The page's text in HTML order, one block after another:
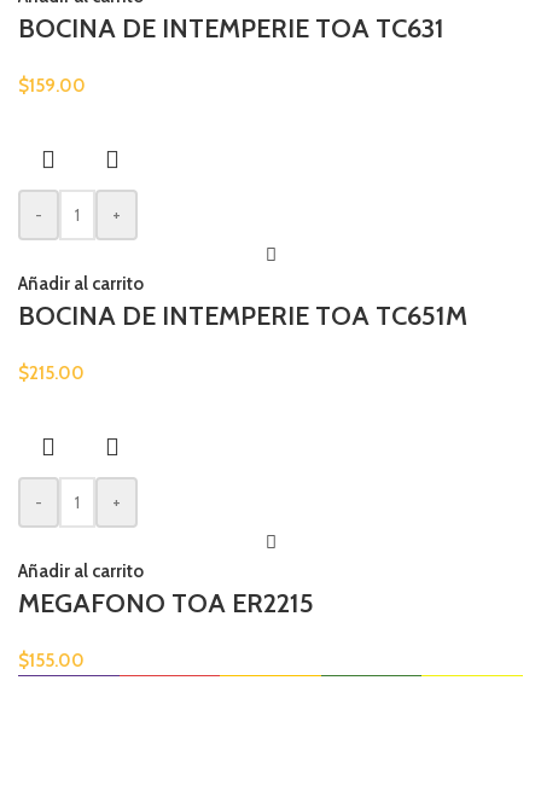
BOCINA DE INTEMPERIE TOA TC631
$159.00
- +
Añadir al carrito
BOCINA DE INTEMPERIE TOA TC651M
$215.00
- +
Añadir al carrito
MEGAFONO TOA ER2215
$155.00